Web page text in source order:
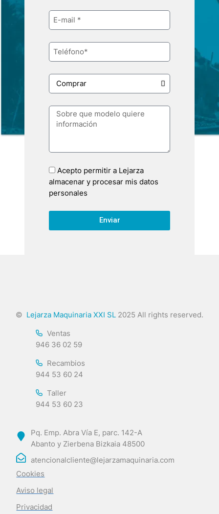
Acepto permitir a Lejarza
almacenar y procesar mis datos
personales
Enviar
© Lejarza Maquinaria XXI SL 2025 All rights reserved.
Ventas
946 36 02 59
Recambios
944 53 60 24
Taller
944 53 60 23
Pq. Emp. Abra Vía E, parc. 142-A
Abanto y Zierbena Bizkaia 48500
atencionalcliente@lejarzamaquinaria.com
Cookies
Aviso legal
Privacidad